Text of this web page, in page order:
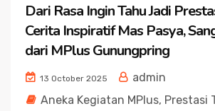
Dari Rasa Ingin Tahu Jadi
Cerita Inspiratif Mas Pasya,
dari MPlus Gunungpring
13 October 2025
admin
Aneka Kegiatan MPlus, Prestasi